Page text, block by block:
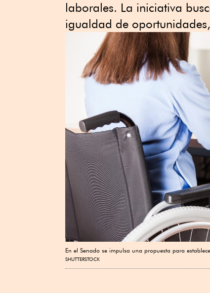
laborales. La iniciativa
igualdad de
En el Senado se impulsa una propuesta para
SHUTTERSTOCK